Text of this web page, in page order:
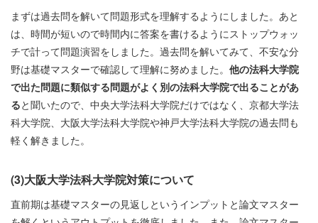
まずは過去問を解いて問題形式を理解するようにしました。あと
は、時間が短いので時間内に答案を書けるようにストップウォッ
チで計って問題演習をしました。過去問を解いてみて、不安な分
野は基礎マスターで確認して理解に努めました。 他の法科大学院
で出た問題に類似する問題がよく別の法科大学院で出ることがあ
ると聞いたので、中央大学法科大学院だけではなく、京都大学法
科大学院、大阪大学法科大学院や神戸大学法科大学院の過去問も
軽く解きました。
(3)大阪大学法科大学院対策について
直前期は基礎マスターの見返しというインプットと論文マスター